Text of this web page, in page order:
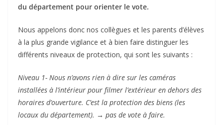
du département pour orienter le vote.
Nous appelons donc nos collègues et les parents d’élèves
à la plus grande vigilance et à bien faire distinguer les
différents niveaux de protection, qui sont les suivants :
Niveau 1- Nous n’avons rien à dire sur les caméras
installées à l’intérieur pour filmer l’extérieur en dehors des
horaires d’ouverture. C’est la protection des biens (les
locaux du département). → pas de vote à faire.